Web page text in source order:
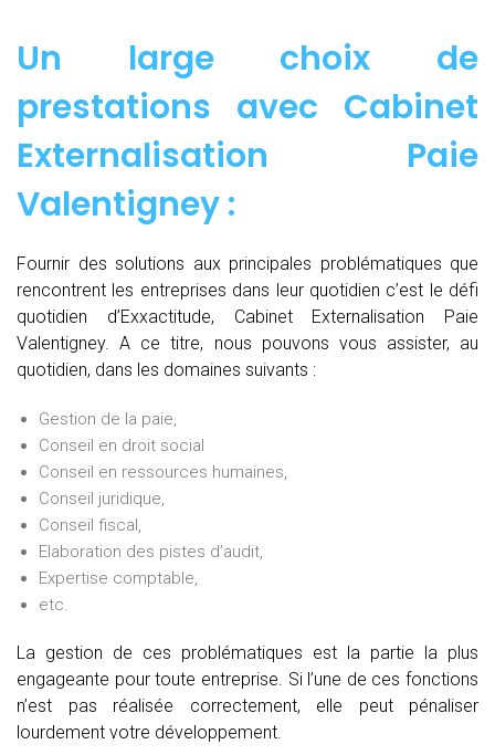
Un large choix de
prestations avec Cabinet
Externalisation Paie
Valentigney :
Fournir des solutions aux principales problématiques que
rencontrent les entreprises dans leur quotidien c’est le défi
quotidien d’Exxactitude, Cabinet Externalisation Paie
Valentigney. A ce titre, nous pouvons vous assister, au
quotidien, dans les domaines suivants :
Gestion de la paie,
Conseil en droit social
Conseil en ressources humaines,
Conseil juridique,
Conseil fiscal,
Elaboration des pistes d’audit,
Expertise comptable,
etc.
La gestion de ces problématiques est la partie la plus
engageante pour toute entreprise. Si l’une de ces fonctions
n’est pas réalisée correctement, elle peut pénaliser
lourdement votre développement.